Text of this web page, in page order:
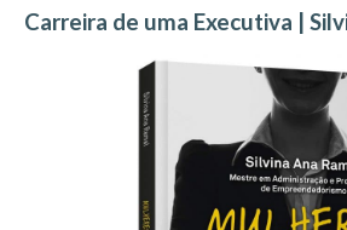
Carreira de uma Executiva |